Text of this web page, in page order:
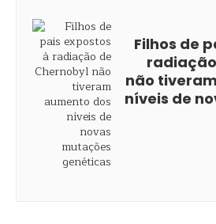
Filhos de
não
níveis de